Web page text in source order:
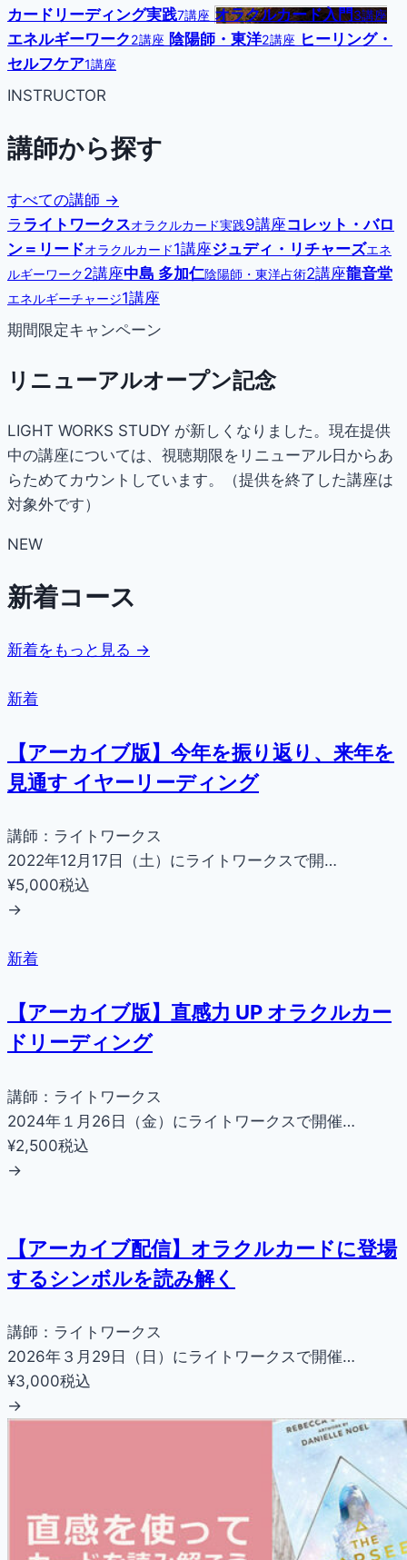
カードリーディング実践7講座 オラクルカード入門3講座
エネルギーワーク2講座 陰陽師・東洋2講座 ヒーリング・
セルフケア1講座
INSTRUCTOR
講師から探す
すべての講師 →
ラ ライトワークスオラクルカード実践9講座コレット・バロ
ン＝リードオラクルカード1講座ジュディ・リチャーズエネ
ルギーワーク2講座中島 多加仁陰陽師・東洋占術2講座龍音堂
エネルギーチャージ1講座
期間限定キャンペーン
リニューアルオープン記念
LIGHT WORKS STUDY が新しくなりました。現在提供
中の講座については、視聴期限をリニューアル日からあ
らためてカウントしています。（提供を終了した講座は
対象外です）
NEW
新着コース
新着をもっと見る →
新着
【アーカイブ版】今年を振り返り、来年を
見通す イヤーリーディング
講師：ライトワークス
2022年12月17日（土）にライトワークスで開…
¥5,000税込
→
新着
【アーカイブ版】直感力 UP オラクルカー
ドリーディング
講師：ライトワークス
2024年１月26日（金）にライトワークスで開催…
¥2,500税込
→
【アーカイブ配信】オラクルカードに登場
するシンボルを読み解く
講師：ライトワークス
2026年３月29日（日）にライトワークスで開催…
¥3,000税込
→